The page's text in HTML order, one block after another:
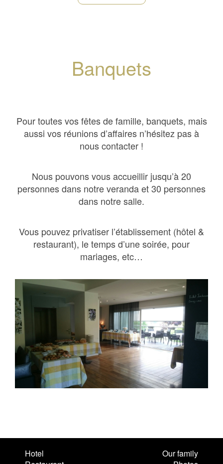
Banquets
Pour toutes vos fêtes de famille, banquets, mais
aussi vos réunions d’affaires n’hésitez pas à
nous contacter !
Nous pouvons vous accueillir jusqu’à 20
personnes dans notre veranda et 30 personnes
dans notre salle.
Vous pouvez privatiser l’établissement (hôtel &
restaurant), le temps d’une soirée, pour
mariages, etc…
Hotel
Our family